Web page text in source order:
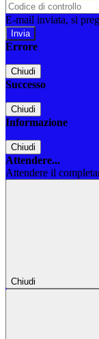
E-mail inviata, si
Errore
Chiudi
Successo
Chiudi
Informazione
Chiudi
Attendere...
Attendere il
Chiudi